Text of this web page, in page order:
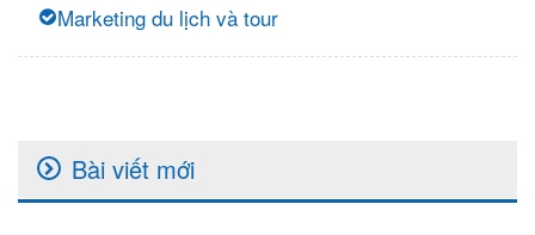
Marketing du lịch và tour
Bài viết mới